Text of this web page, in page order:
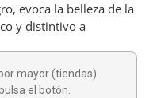
evoca la belleza de la
y distintivo a
mayor (tiendas).
el botón.